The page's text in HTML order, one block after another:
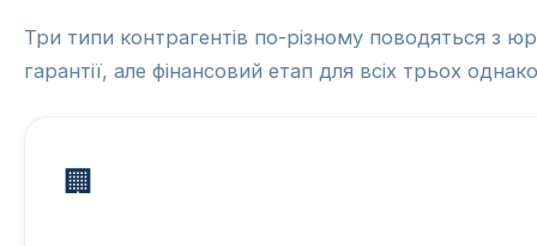
Три типи контрагентів по-різному поводяться з
гарантії, але фінансовий етап для всіх трьох
🏢